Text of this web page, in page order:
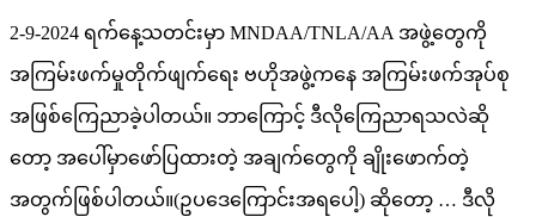
2-9-2024 ရက်နေ့သတင်းမှာ MNDAA/TNLA/AA အဖွဲ့တွေကို
အကြမ်းဖက်မှုတိုက်ဖျက်ရေး ဗဟိုအဖွဲ့ကနေ အကြမ်းဖက်အုပ်စု
အဖြစ်ကြေညာခဲ့ပါတယ်။ ဘာကြောင့် ဒီလိုကြေညာရသလဲဆို
တော့ အပေါ်မှာဖော်ပြထားတဲ့ အချက်တွေကို ချိုးဖောက်တဲ့
အတွက်ဖြစ်ပါတယ်။(ဥပဒေကြောင်းအရပေါ့) ဆိုတော့ … ဒီလို